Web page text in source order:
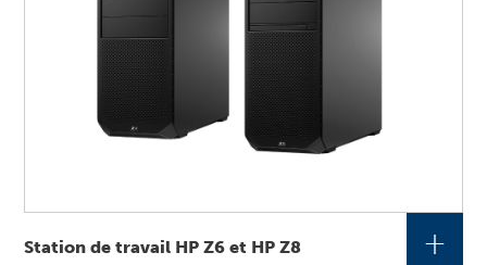
Station de travail HP Z6 et HP Z8 +